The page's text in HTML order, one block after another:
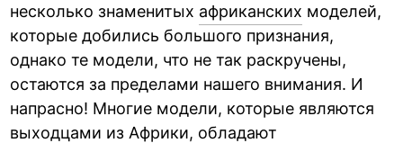
несколько знаменитых африканских моделей,
которые добились большого признания,
однако те модели, что не так раскручены,
остаются за пределами нашего внимания. И
напрасно! Многие модели, которые являются
выходцами из Африки, обладают